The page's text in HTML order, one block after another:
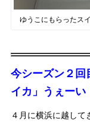
ゆうこにもらったス
今シーズン２回
イカ」うぇーい
４月に横浜に越して